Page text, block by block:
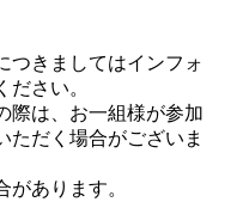
つきましてはインフォ
ださい。
際は、お一組様が参加
ただく場合がございま
あります。